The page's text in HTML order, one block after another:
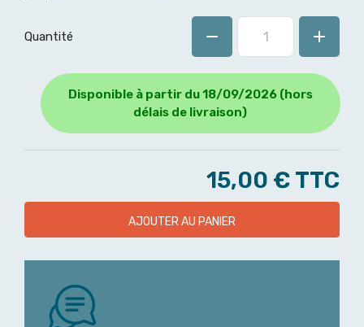
Quantité
Disponible à partir du 18/09/2026 (hors
délais de livraison)
15,00 € TTC
AJOUTER AU PANIER